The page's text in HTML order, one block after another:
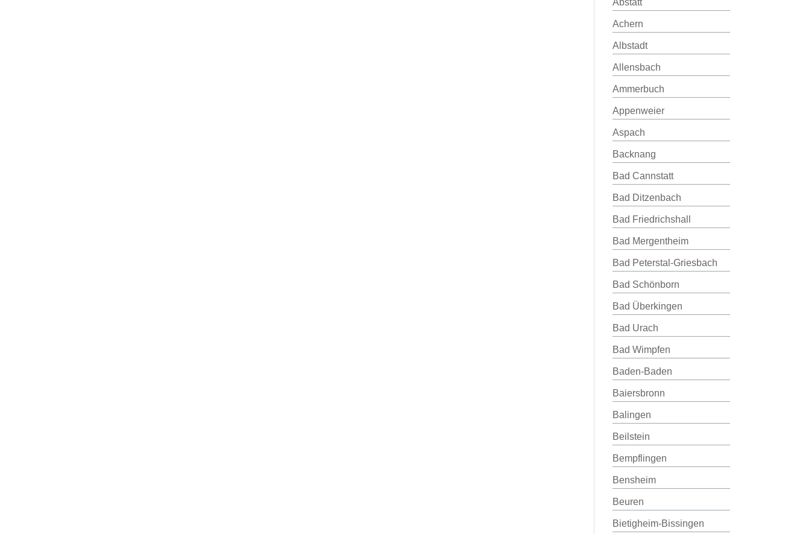
Abstatt
Achern
Albstadt
Allensbach
Ammerbuch
Appenweier
Aspach
Backnang
Bad Cannstatt
Bad Ditzenbach
Bad Friedrichshall
Bad Mergentheim
Bad Peterstal-Griesbach
Bad Schönborn
Bad Überkingen
Bad Urach
Bad Wimpfen
Baden-Baden
Baiersbronn
Balingen
Beilstein
Bempflingen
Bensheim
Beuren
Bietigheim-Bissingen